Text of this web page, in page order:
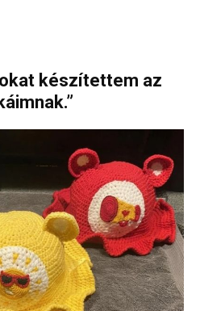
készítettem az